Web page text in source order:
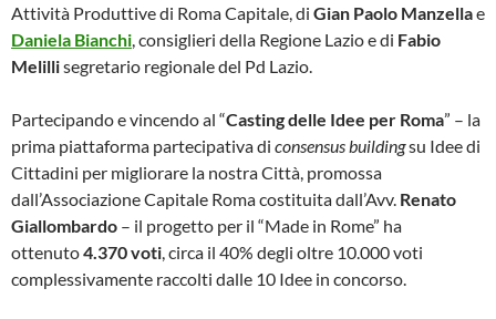
Attività Produttive di Roma Capitale, di Gian Paolo Manzellae
Daniela Bianchi, consiglieri della Regione Lazio e di Fabio
Melillisegretario regionale del Pd Lazio.
Partecipando e vincendo al “Casting delle Idee per Roma” – la
prima piattaforma partecipativa di consensus buildingsu Idee di
Cittadini per migliorare la nostra Città, promossa
dall’Associazione Capitale Roma costituita dall’Avv. Renato
Giallombardo – il progetto per il “Made in Rome” ha
ottenuto4.370 voti, circa il 40% degli oltre 10.000 voti
complessivamente raccolti dalle 10 Idee in concorso.